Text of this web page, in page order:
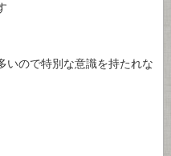
いので特別な意識を持たれな